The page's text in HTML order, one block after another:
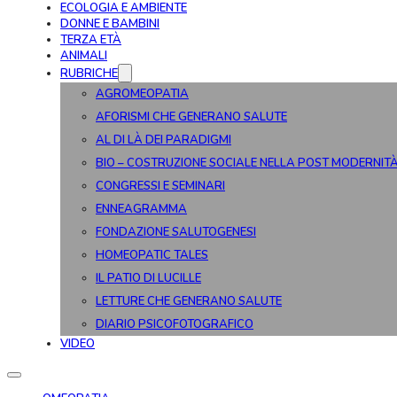
ECOLOGIA E AMBIENTE
DONNE E BAMBINI
TERZA ETÀ
ANIMALI
RUBRICHE
AGROMEOPATIA
AFORISMI CHE GENERANO SALUTE
AL DI LÀ DEI PARADIGMI
BIO – COSTRUZIONE SOCIALE NELLA POST
CONGRESSI E SEMINARI
ENNEAGRAMMA
FONDAZIONE SALUTOGENESI
HOMEOPATIC TALES
IL PATIO DI LUCILLE
LETTURE CHE GENERANO SALUTE
DIARIO PSICOFOTOGRAFICO
VIDEO